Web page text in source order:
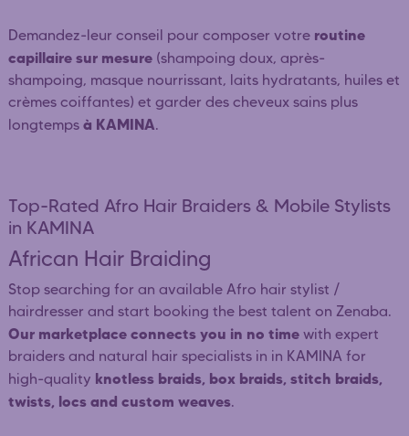
Demandez-leur conseil pour composer votre routine
capillaire sur mesure (shampoing doux, après-
shampoing, masque nourrissant, laits hydratants, huiles et
crèmes coiffantes) et garder des cheveux sains plus
longtemps à KAMINA.
Top-Rated Afro Hair Braiders & Mobile Stylists
in KAMINA
African Hair Braiding
Stop searching for an available Afro hair stylist /
hairdresser and start booking the best talent on Zenaba.
Our marketplace connects you in no time with expert
braiders and natural hair specialists in in KAMINA for
high-quality knotless braids, box braids, stitch braids,
twists, locs and custom weaves.